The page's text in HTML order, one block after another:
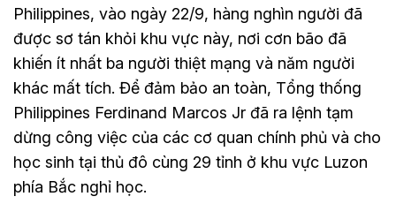
Philippines, vào ngày 22/9, hàng nghìn người đã
được sơ tán khỏi khu vực này, nơi cơn bão đã
khiến ít nhất ba người thiệt mạng và năm người
khác mất tích. Để đảm bảo an toàn, Tổng thống
Philippines Ferdinand Marcos Jr đã ra lệnh tạm
dừng công việc của các cơ quan chính phủ và cho
học sinh tại thủ đô cùng 29 tỉnh ở khu vực Luzon
phía Bắc nghỉ học.